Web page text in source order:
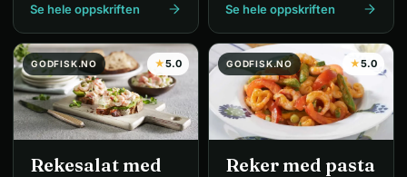
Se hele oppskriften Se hele oppskriften
GODFISK.NO ★5.0
Rekesalat med
GODFISK.NO ★5.0
Reker med pasta